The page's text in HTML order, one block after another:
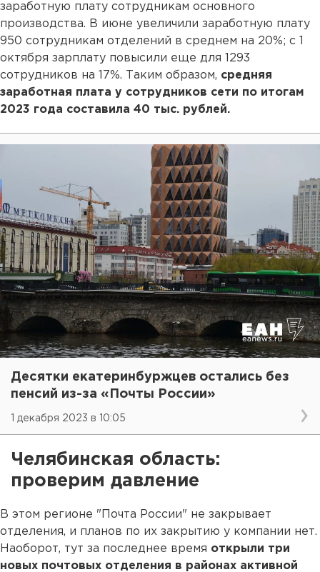
заработную плату сотрудникам основного
производства. В июне увеличили заработную плату
950 сотрудникам отделений в среднем на 20%; с 1
октября зарплату повысили еще для 1293
сотрудников на 17%. Таким образом, средняя
заработная плата у сотрудников сети по итогам
2023 года составила 40 тыс. рублей.
Десятки екатеринбуржцев остались без
пенсий из-за «Почты России»
1 декабря 2023 в 10:05
Челябинская область:
проверим давление
В этом регионе "Почта России" не закрывает
отделения, и планов по их закрытию у компании нет.
Наоборот, тут за последнее время открыли три
новых почтовых отделения в районах активной